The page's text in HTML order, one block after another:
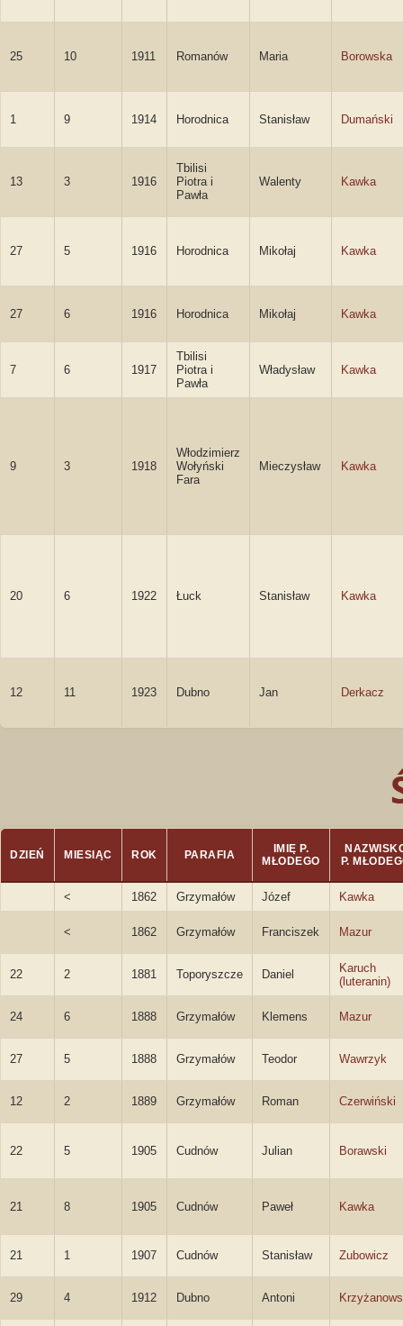
25 10 1911 Romanów Maria Borowska
1 9 1914 Horodnica Stanisław Dumański
13 3 1916
Tbilisi
Piotra i
Pawła
Walenty Kawka
27 5 1916 Horodnica Mikołaj Kawka
27 6 1916 Horodnica Mikołaj Kawka
7 6 1917
Tbilisi
Piotra i
Pawła
Władysław Kawka
9 3 1918
Włodzimierz
Wołyński
Fara
Mieczysław Kawka
20 6 1922 Łuck Stanisław Kawka
12 11 1923 Dubno Jan Derkacz
DZIEŃ MIESIĄC ROK PARAFIA
IMIĘ P.
MŁODEGO
P.
< 1862 Grzymałów Józef Kawka
< 1862 Grzymałów Franciszek Mazur
22 2 1881 Toporyszcze Daniel
Karuch
(luteranin)
24 6 1888 Grzymałów Klemens Mazur
27 5 1888 Grzymałów Teodor Wawrzyk
12 2 1889 Grzymałów Roman Czerwiński
22 5 1905 Cudnów Julian Borawski
21 8 1905 Cudnów Paweł Kawka
21 1 1907 Cudnów Stanisław Zubowicz
29 4 1912 Dubno Antoni